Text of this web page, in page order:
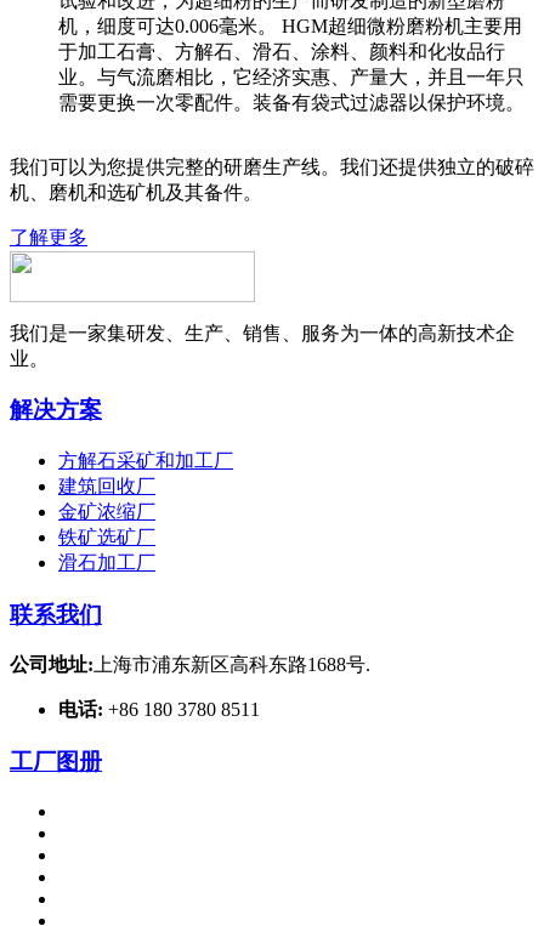
机，细度可达0.006毫米。 HGM超细微粉磨粉机主要用
于加工石膏、方解石、滑石、涂料、颜料和化妆品行
业。与气流磨相比，它经济实惠、产量大，并且一年只
需要更换一次零配件。装备有袋式过滤器以保护环境。
我们可以为您提供完整的研磨生产线。我们还提供独立的破碎
机、磨机和选矿机及其备件。
了解更多
我们是一家集研发、生产、销售、服务为一体的高新技术企
业。
解决方案
方解石采矿和加工厂
建筑回收厂
金矿浓缩厂
铁矿选矿厂
滑石加工厂
联系我们
公司地址:上海市浦东新区高科东路1688号.
电话: +86 180 3780 8511
工厂图册